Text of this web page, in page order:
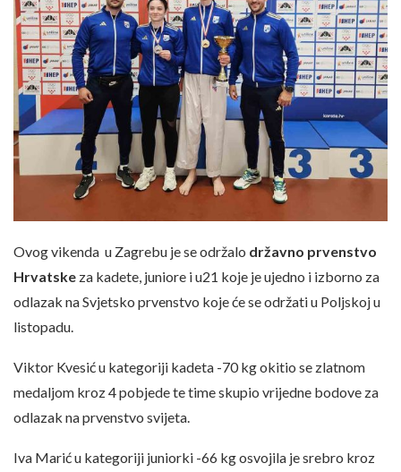
Ovog vikenda u Zagrebu je se održalo državno prvenstvo
Hrvatske za kadete, juniore i u21 koje je ujedno i izborno za
odlazak na Svjetsko prvenstvo koje će se održati u Poljskoj u
listopadu.
Viktor Kvesić u kategoriji kadeta -70 kg okitio se zlatnom
medaljom kroz 4 pobjede te time skupio vrijedne bodove za
odlazak na prvenstvo svijeta.
Iva Marić u kategoriji juniorki -66 kg osvojila je srebro kroz